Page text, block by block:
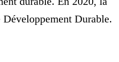
Durable.